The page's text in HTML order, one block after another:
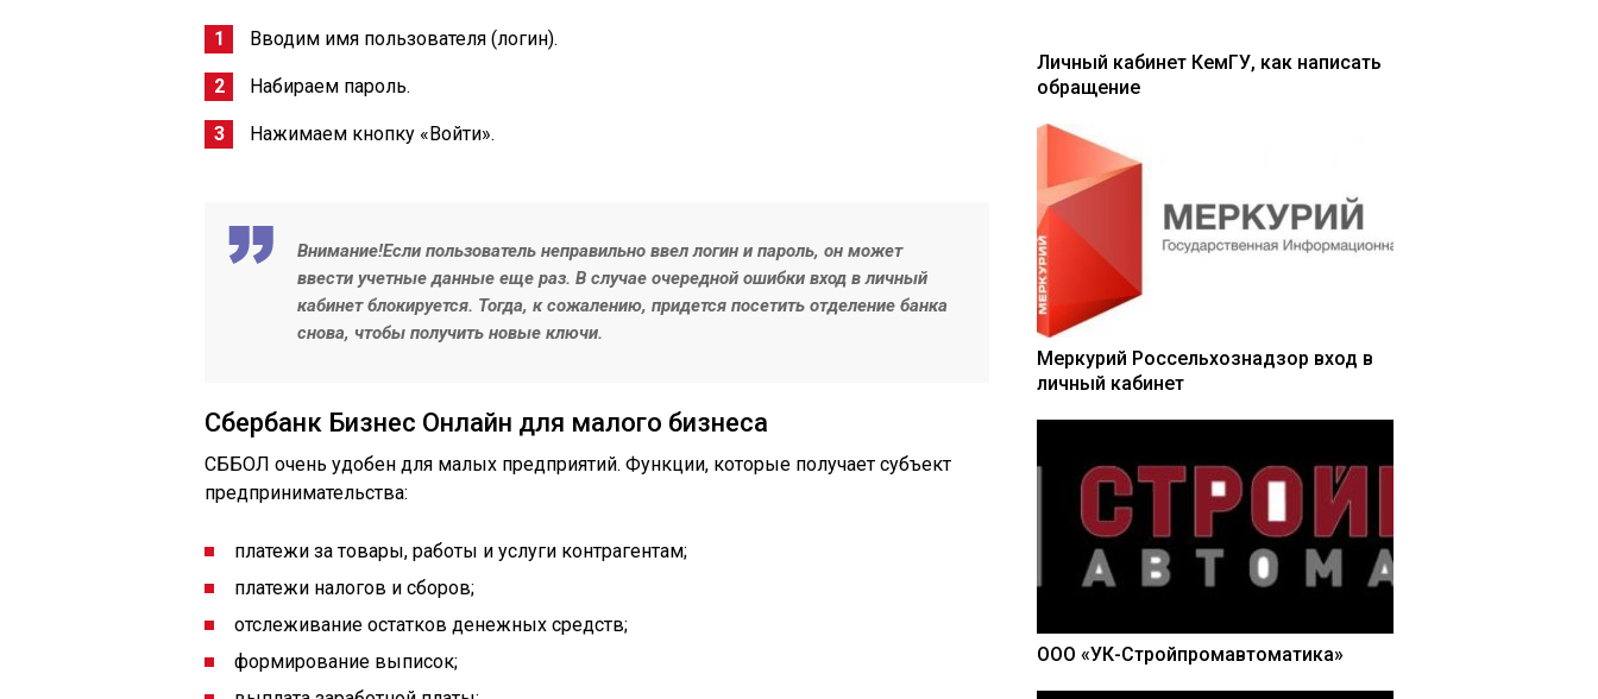
Вводим имя пользователя (логин).
Набираем пароль.
Нажимаем кнопку «Войти».
Внимание!Если пользователь неправильно ввел логин и пароль, он может
ввести учетные данные еще раз. В случае очередной ошибки вход в личный
кабинет блокируется. Тогда, к сожалению, придется посетить отделение банка
снова, чтобы получить новые ключи.
Сбербанк Бизнес Онлайн для малого бизнеса
СББОЛ очень удобен для малых предприятий. Функции, которые получает субъект
предпринимательства:
платежи за товары, работы и услуги контрагентам;
платежи налогов и сборов;
отслеживание остатков денежных средств;
формирование выписок;
Личный кабинет КемГУ, как написать
обращение
Меркурий Россельхознадзор вход в
личный кабинет
ООО «УК-Стройпромавтоматика»